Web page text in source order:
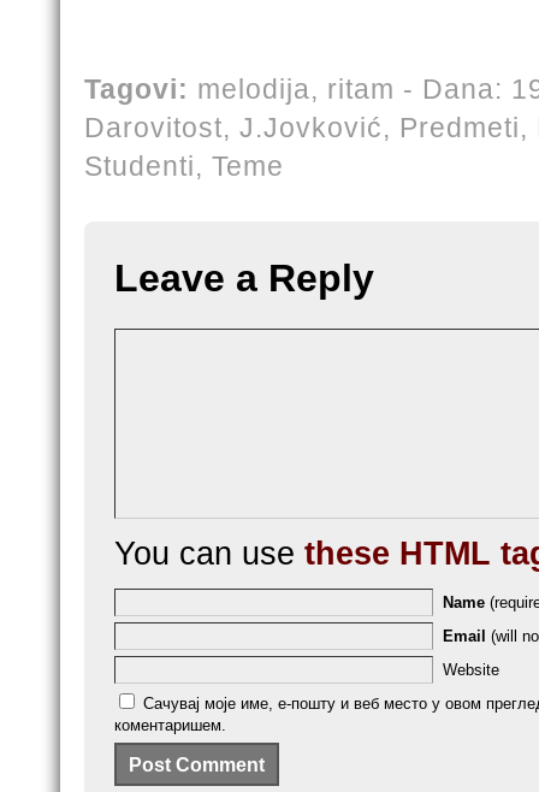
Tagovi: melodija, ritam - Dana:
Darovitost, J.Jovković, Predmeti,
Studenti, Teme
Leave a Reply
You can use these HTML
Name
Email (will
Website
Сачувај моје име, е-пошту и веб место у овом
коментаришем.